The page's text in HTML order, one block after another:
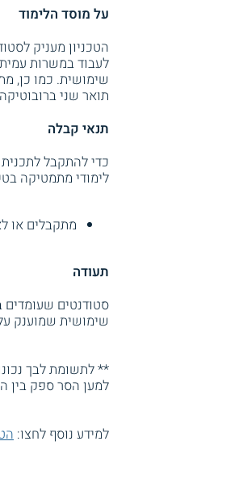
על מוסד הלימוד
הטכניון מעניק
לעבוד במשרות
שימושית. כמו כן,
תואר שני ברובוטיקה
תנאי קבלה
לימודי מתמטיקה
מתקבלים או
תעודה
סטודנטים
שימושית שמוענק על
** לתשומת לבך
למען הסר ספק בין
למידע נוסף לחצו: